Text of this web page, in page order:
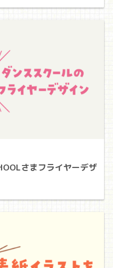
さまフライヤーデザ